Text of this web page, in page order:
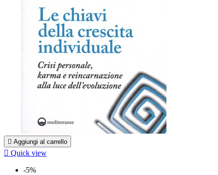
 Aggiungi al carrello
 Quick view
-5%